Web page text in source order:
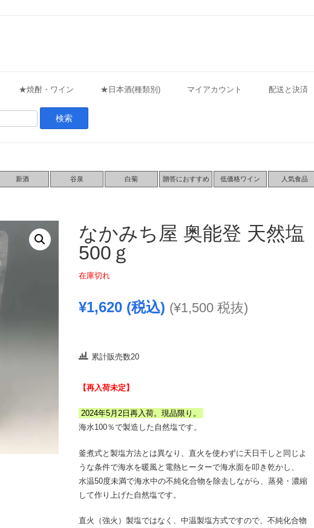
★焼酎・ワイン ★日本酒(種類別) マイアカウント 配送と決済
新酒 谷泉 白菊 贈答におすすめ 低価格ワイン 人気食品
なかみち屋 奥能登 天然塩
500ｇ
在庫切れ
¥1,620(税込) (¥1,500税抜)
累計販売数20
【再入荷未定】
2024年5月2日再入荷。現品限り。
海水100％で製造した自然塩です。
釜煮式と製塩方法とは異なり、直火を使わずに天日干しと同じよ
うな条件で海水を暖風と電熱ヒーターで海水面を叩き乾かし、
水温50度未満で海水中の不純化合物を除去しながら、蒸発・濃縮
して作り上げた自然塩です。
直火（強火）製塩ではなく、中温製塩方式ですので、不純化合物